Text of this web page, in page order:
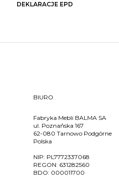
DEKLARACJE EPD
BIURO
Fabryka Mebli BALMA SA
ul. Poznańska 167
62-080 Tarnowo Podgórne
Polska
NIP: PL7772337068
REGON: 631282560
BDO: 000011700